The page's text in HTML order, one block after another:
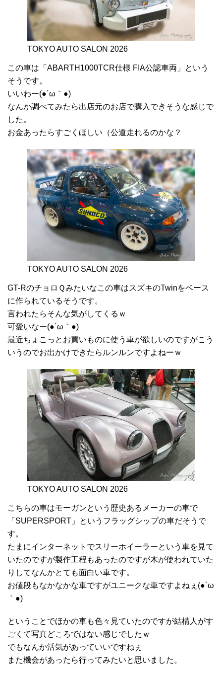
TOKYO AUTO SALON 2026
この車は「ABARTH1000TCR仕様 FIA公認車両」という
そうです。
いいわー(●´ω｀●)
なんか調べてみたら出店元のお店で購入できそうな感じで
した。
お金あったらすごくほしい（公道走れるのかな？
TOKYO AUTO SALON 2026
GT-RのチョロＱみたいなこの車はスズキのTwinをベース
に作られているそうです。
言われたらそんな気がしてくるｗ
可愛いなー(●´ω｀●)
最近ちょこっとお買いものに使う車が欲しいのですがこう
いうのでお出かけできたらルンルンですよねーｗ
TOKYO AUTO SALON 2026
こちらの車はモーガンという歴史あるメーカーの車で
「SUPERSPORT」というフラッグシップの車だそうで
す。
たまにインターネットでスリーホイーラーという車を見て
いたのですが製作工程もあったのですが木が使われていた
りしてなんかとても面白い車です。
お値段もなかなかな車ですがユニークな車ですよねぇ(●´ω
｀●)
ということでほかの車も色々見ていたのですが結構人がす
ごくて写真どころではない感じでしたｗ
でもなんか活気があっていいですねぇ
また機会があったら行ってみたいと思いました。